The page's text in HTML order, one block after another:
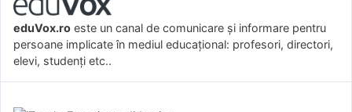
eduVox.ro este un canal de comunicare și informare pentru
persoane implicate în mediul educațional: profesori, directori,
elevi, studenți etc..